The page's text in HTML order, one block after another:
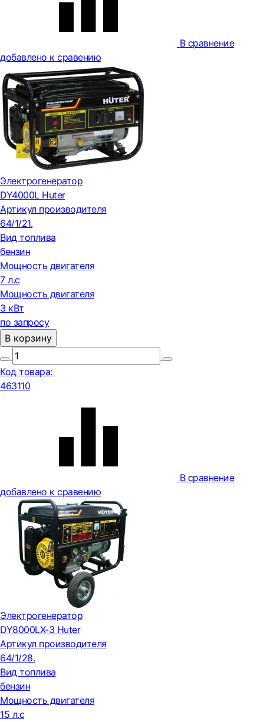
В сравнение
добавлено к сравению
Электрогенератор
DY4000L Huter
Артикул производителя
64/1/21.
Вид топлива
бензин
Мощность двигателя
7 л.с
Мощность двигателя
3 кВт
по запросу
В корзину
Код товара:
463110
В сравнение
добавлено к сравению
Электрогенератор
DY8000LX-3 Huter
Артикул производителя
64/1/28.
Вид топлива
бензин
Мощность двигателя
15 л.с